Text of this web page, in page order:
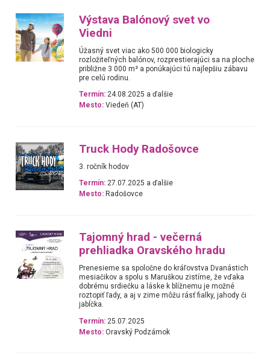
Výstava Balónový svet vo
Viedni
Úžasný svet viac ako 500 000 biologicky
rozložiteľných balónov, rozprestierajúci sa na ploche
približne 3 000 m² a ponúkajúci tú najlepšiu zábavu
pre celú rodinu.
Termín: 24.08.2025 a ďalšie
Mesto: Viedeň (AT)
Truck Hody Radošovce
3. ročník hodov
Termín: 27.07.2025 a ďalšie
Mesto: Radošovce
Tajomný hrad - večerná
prehliadka Oravského hradu
Prenesieme sa spoločne do kráľovstva Dvanástich
mesiačikov a spolu s Maruškou zistíme, že vďaka
dobrému srdiečku a láske k blížnemu je možné
roztopiť ľady, a aj v zime môžu rásť fialky, jahody či
jabĺčka.
Termín: 25.07.2025
Mesto: Oravský Podzámok